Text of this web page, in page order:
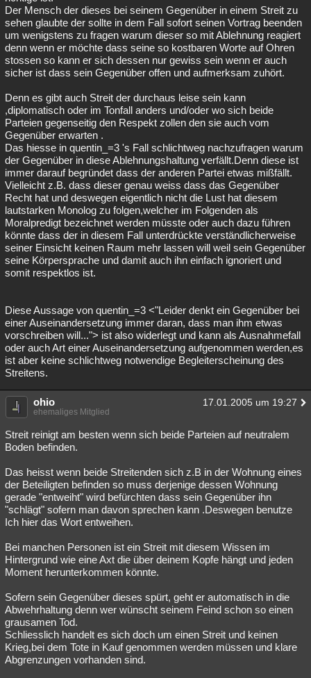
Der Mensch der dieses bei seinem Gegenüber in einem Streit zu
sehen glaubte der sollte in dem Fall sofort seinen Vortrag beenden
um wenigstens zu fragen warum dieser so mit Ablehnung reagiert
denn wenn er möchte dass seine so kostbaren Worte auf Ohren
stossen so kann er sich dessen nur gewiss sein wenn er auch
sicher ist dass sein Gegenüber offen und aufmerksam zuhört.
Denn es gibt auch Streit der durchaus leise sein kann
,diplomatisch oder im Tonfall anders und/oder wo sich beide
Parteien gegenseitig den Respekt zollen den sie auch vom
Gegenüber erwarten .
Das hiesse in quentin_=3 's Fall schlichtweg nachzufragen warum
der Gegenüber in diese Ablehnungshaltung verfällt.Denn diese ist
immer darauf begründet dass der anderen Partei etwas mißfällt.
Vielleicht z.B. dass dieser genau weiss dass das Gegenüber
Recht hat und deswegen eigentlich nicht die Lust hat diesem
lautstarken Monolog zu folgen,welcher im Folgenden als
Moralpredigt bezeichnet werden müsste oder auch dazu führen
könnte dass der in diesem Fall unterdrückte verständlicherweise
seiner Einsicht keinen Raum mehr lassen will weil sein Gegenüber
seine Körpersprache und damit auch ihn einfach ignoriert und
somit respektlos ist.
Diese Aussage von quentin_=3 <"Leider denkt ein Gegenüber bei
einer Auseinandersetzung immer daran, dass man ihm etwas
vorschreiben will..."> ist also widerlegt und kann als Ausnahmefall
oder auch Art einer Auseinandersetzung aufgenommen werden,es
ist aber keine schlichtweg notwendige Begleiterscheinung des
Streitens.
ohio 17.01.2005 um 19:27
ehemaliges Mitglied
Streit reinigt am besten wenn sich beide Parteien auf neutralem
Boden befinden.
Das heisst wenn beide Streitenden sich z.B in der Wohnung eines
der Beteiligten befinden so muss derjenige dessen Wohnung
gerade "entweiht" wird befürchten dass sein Gegenüber ihn
"schlägt" sofern man davon sprechen kann .Deswegen benutze
Ich hier das Wort entweihen.
Bei manchen Personen ist ein Streit mit diesem Wissen im
Hintergrund wie eine Axt die über deinem Kopfe hängt und jeden
Moment herunterkommen könnte.
Sofern sein Gegenüber dieses spürt, geht er automatisch in die
Abwehrhaltung denn wer wünscht seinem Feind schon so einen
grausamen Tod.
Schliesslich handelt es sich doch um einen Streit und keinen
Krieg,bei dem Tote in Kauf genommen werden müssen und klare
Abgrenzungen vorhanden sind.